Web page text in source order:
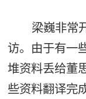
梁巍非常
访。由于有一
堆资料丢给董
些资料翻译完